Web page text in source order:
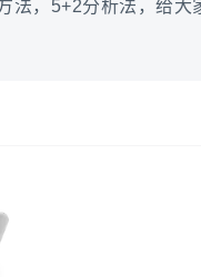
法，5+2分析法，给大